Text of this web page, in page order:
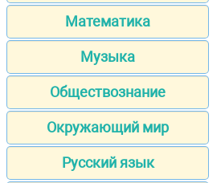
Математика
Музыка
Обществознание
Окружающий мир
Русский язык